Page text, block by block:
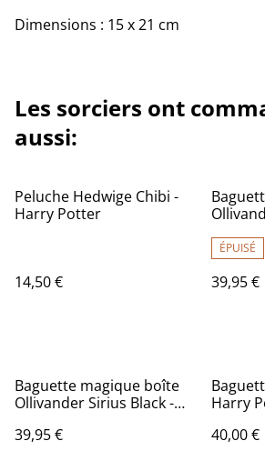
Dimensions : 15 x 21 cm
Les sorciers ont
aussi:
Peluche Hedwige Chibi -
Harry Potter
14,50 €
ÉPUISÉ
39,95 €
Baguette magique boîte
Ollivander Sirius Black -
39,95 €
Harry
40,00 €